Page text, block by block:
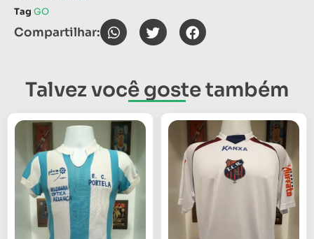
Tag GO
Compartilhar:
Talvez você goste também